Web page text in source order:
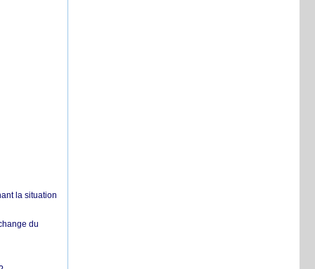
la situation
du